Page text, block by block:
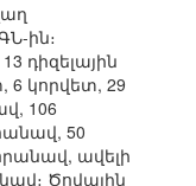
ին։
դիզելային
կորվետ, 29
106
50
ավելի
Ծովային